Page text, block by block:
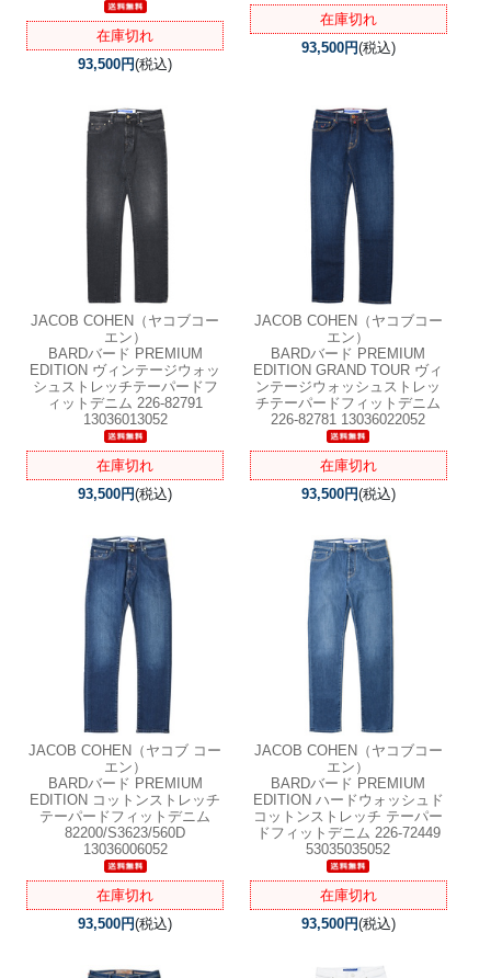
在庫切れ
93,500円(税込)
在庫切れ
93,500円(税込)
JACOB COHEN（ヤコブコー
エン）
BARDバード PREMIUM
EDITION ヴィンテージウォッ
シュストレッチテーパードフ
ィットデニム 226-82791
13036013052
在庫切れ
93,500円(税込)
JACOB COHEN（ヤコブコー
エン）
BARDバード PREMIUM
EDITION GRAND TOUR ヴィ
ンテージウォッシュストレッ
チテーパードフィットデニム
226-82781 13036022052
在庫切れ
93,500円(税込)
JACOB COHEN（ヤコブ コー
エン）
BARDバード PREMIUM
EDITION コットンストレッチ
テーパードフィットデニム
82200/S3623/560D
13036006052
在庫切れ
93,500円(税込)
JACOB COHEN（ヤコブコー
エン）
BARDバード PREMIUM
EDITION ハードウォッシュド
コットンストレッチ テーパー
ドフィットデニム 226-72449
53035035052
在庫切れ
93,500円(税込)